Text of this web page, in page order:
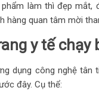
làm thì đẹp
hàng quan tâm mời
y tế
dụng công nghệ
đây. Cụ thể: